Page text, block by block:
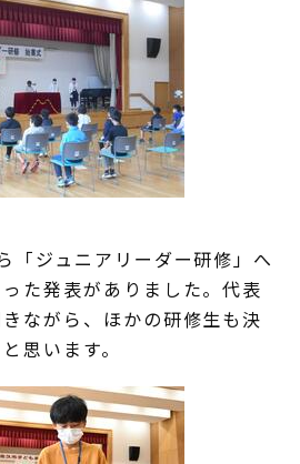
「ジュニアリーダー研修」へ
た発表がありました。代表
ながら、ほかの研修生も決
思います。